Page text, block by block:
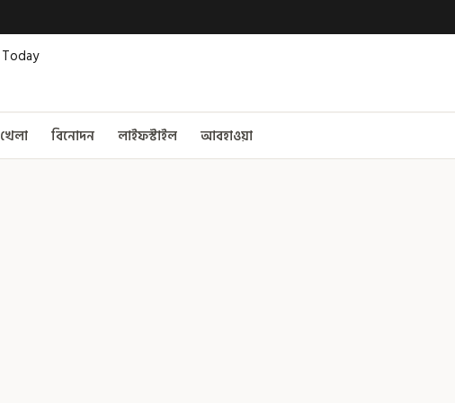
খেলা বিনোদন লাইফস্টাইল আবহাওয়া